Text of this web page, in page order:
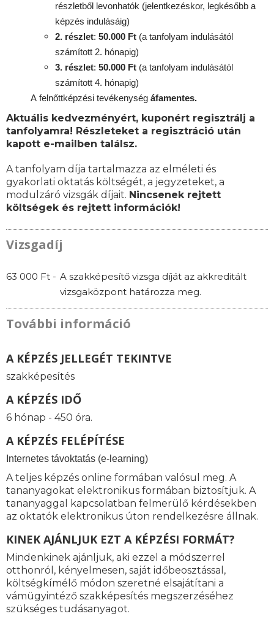
részletből levonhatók (jelentkezéskor, legkésőbb a
képzés indulásáig)
2. részlet: 50.000 Ft (a tanfolyam indulásától
számított 2. hónapig)
3. részlet: 50.000 Ft (a tanfolyam indulásától
számított 4. hónapig)
A felnőttképzési tevékenység áfamentes.
Aktuális kedvezményért, kuponért regisztrálj a
tanfolyamra! Részleteket a regisztráció után
kapott e-mailben találsz.
A tanfolyam díja tartalmazza az elméleti és
gyakorlati oktatás költségét, a jegyzeteket, a
modulzáró vizsgák díjait. Nincsenek rejtett
költségek és rejtett információk!
Vizsgadíj
63 000 Ft - A szakképesítő vizsga díját az akkreditált
vizsgaközpont határozza meg.
További információ
A KÉPZÉS JELLEGÉT TEKINTVE
szakképesítés
A KÉPZÉS IDŐ
6 hónap - 450 óra.
A KÉPZÉS FELÉPÍTÉSE
nternetes távoktatás (e-learning)
A teljes képzés online formában valósul meg. A
tananyagokat elektronikus formában biztosítjuk. A
tananyaggal kapcsolatban felmerülő kérdésekben
az oktatók elektronikus úton rendelkezésre állnak.
KINEK AJÁNLJUK EZT A KÉPZÉSI FORMÁT?
Mindenkinek ajánljuk, aki ezzel a módszerrel
otthonról, kényelmesen, saját időbeosztással,
költségkímélő módon szeretné elsajátítani a
vámügyintéző szakképesítés megszerzéséhez
szükséges tudásanyagot.